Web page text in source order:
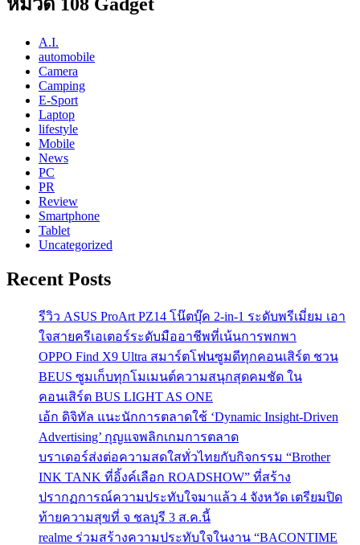
A.I.
automobile
Camera
Camping
E-Sport
Laptop
lifestyle
Mobile
News
PC
PR
Review
Smartphone
Tablet
Uncategorized
Recent Posts
รีวิว ASUS ProArt PZ14 โน๊ตบุ๊ค 2-in-1 ระดับพรีเมี่ยม เอา
ใจสายครีเอเตอร์ระดับมืออาชีพที่เน้นการพกพา
OPPO Find X9 Ultra สมาร์ตโฟนซูมดีทุกคอนเสิร์ต ชวน
BEUS ซูมเก็บทุกโมเมนต์ความสนุกสุดคมชัด ใน
คอนเสิร์ต BUS LIGHT AS ONE
เอ้ก ดิจิทัล แนะนักการตลาดใช้ ‘Dynamic Insight-Driven
Advertising’ กุญแจพลิกเกมการตลาด
บราเดอร์ส่งต่อความสดใสทั่วไทยกับกิจกรรม “Brother
INK TANK ที่อิ้งค์เลือก ROADSHOW” ที่สร้าง
ปรากฏการณ์ความประทับใจมาแล้ว 4 จังหวัด เตรียมปิด
ท้ายความสุขที่ จ ชลบุรี 3 ส.ค.นี้
realme ร่วมสร้างความประทับใจในงาน “BACONTIME